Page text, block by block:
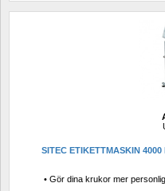
SITEC ETIKETTMASKIN
• Gör dina krukor mer